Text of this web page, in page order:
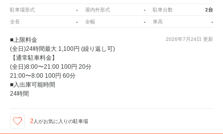
駐車場形式 - 屋内外形式 - 駐車台数 2台
全長 - 全幅 - 車高 -
2026年7月24日 更新
■上限料金
(全日)24時間最大 1,100円 (繰り返し可)
【通常駐車料金】
(全日)8:00〜21:00 100円 20分
21:00〜8:00 100円 60分
■入出庫可能時間
24時間
2 人がお気に入りの駐車場